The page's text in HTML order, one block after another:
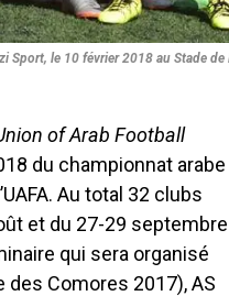
Sport, le 10 février 2018 au Stade de
of Arab Football
du championnat arabe
Au total 32 clubs
et du 27-29 septembre
qui sera organisé
des Comores 2017), AS